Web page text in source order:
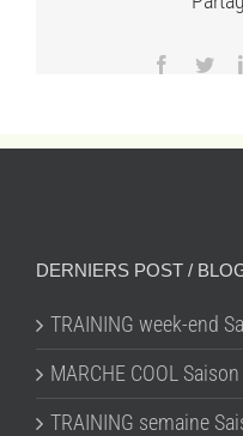
Facebook
DERNIERS POST /
TRAINING week-end
MARCHE COOL
TRAINING semaine